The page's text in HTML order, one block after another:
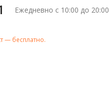
Ежедневно с 10:00 до 20:00
— бесплатно.